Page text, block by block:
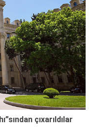
çıxarıldılar